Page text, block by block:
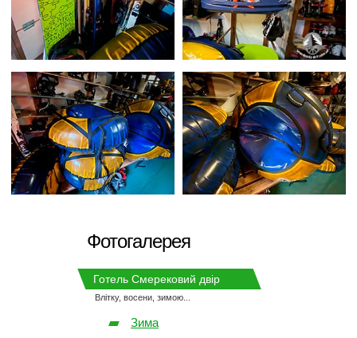
Фотогалерея
Готель Смерековий двір
Влітку, восени, зимою...
Зима
Залишити відгук
Повідомлення / Задати питання